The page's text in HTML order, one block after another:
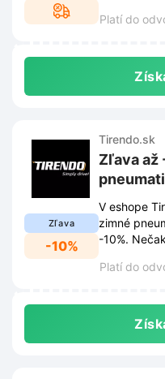
Platí do
Zľava
-10%
Tirendo.sk
Zľava až
V eshope
zimné
-10%.
Platí do